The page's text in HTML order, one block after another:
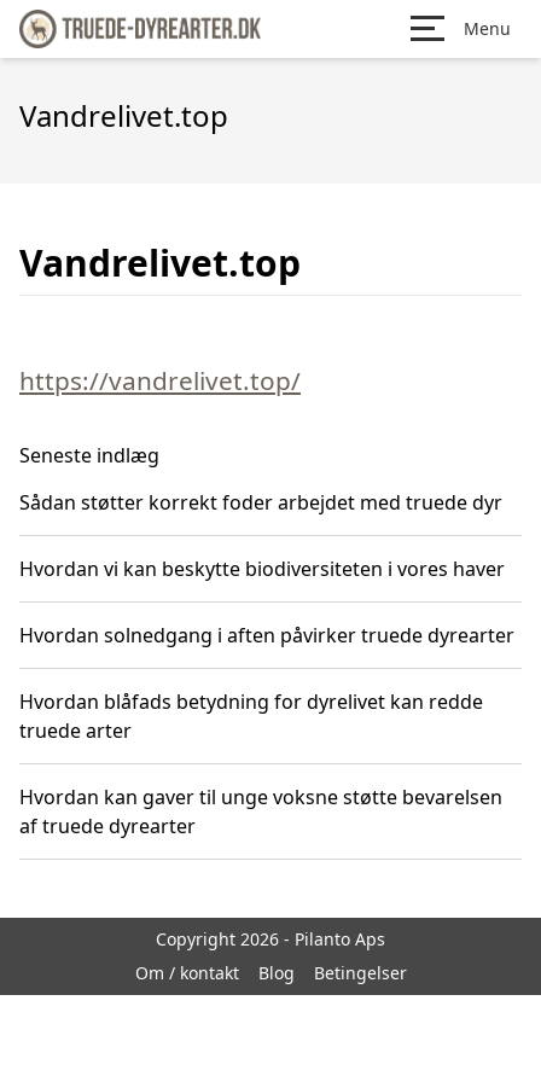
Menu
Vandrelivet.top
Vandrelivet.top
https://vandrelivet.top/
Seneste indlæg
Sådan støtter korrekt foder arbejdet med truede dyr
Hvordan vi kan beskytte biodiversiteten i vores haver
Hvordan solnedgang i aften påvirker truede dyrearter
Hvordan blåfads betydning for dyrelivet kan redde
truede arter
Hvordan kan gaver til unge voksne støtte bevarelsen
af truede dyrearter
Copyright 2026 - Pilanto Aps
Om / kontakt
Blog Betingelser